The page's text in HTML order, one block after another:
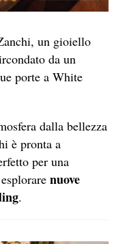
un gioiello
da un
porte a White
dalla bellezza
è pronta a
per una
nuove
.